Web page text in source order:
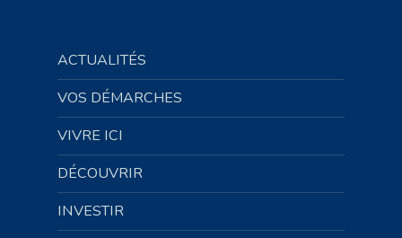
ACTUALITÉS
VOS DÉMARCHES
VIVRE ICI
DÉCOUVRIR
INVESTIR